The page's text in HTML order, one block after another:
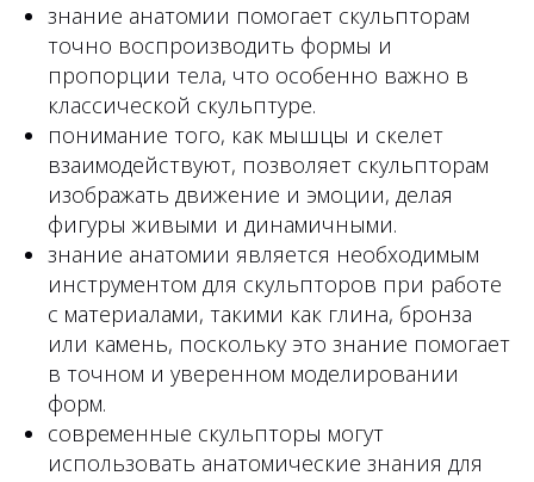
знание анатомии помогает скульпторам
точно воспроизводить формы и
пропорции тела, что особенно важно в
классической скульптуре.
понимание того, как мышцы и скелет
взаимодействуют, позволяет скульпторам
изображать движение и эмоции, делая
фигуры живыми и динамичными.
знание анатомии является необходимым
инструментом для скульпторов при работе
с материалами, такими как глина, бронза
или камень, поскольку это знание помогает
в точном и уверенном моделировании
форм.
современные скульпторы могут
использовать анатомические знания для